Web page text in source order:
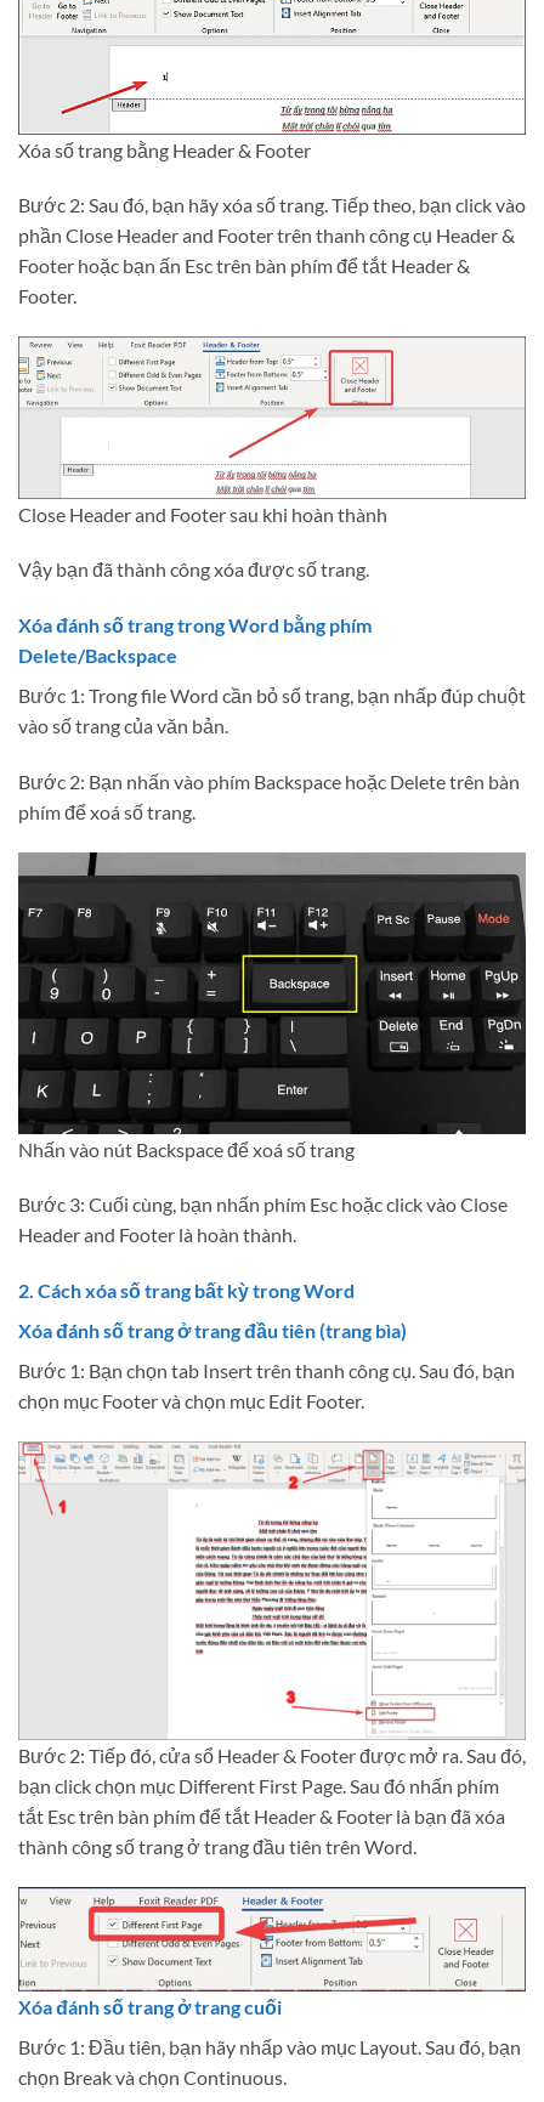
Xóa số trang bằng Header & Footer
Bước 2: Sau đó, bạn hãy xóa số trang. Tiếp theo, bạn click vào
phần Close Header and Footer trên thanh công cụ Header &
Footer hoặc bạn ấn Esc trên bàn phím để tắt Header &
Footer.
Close Header and Footer sau khi hoàn thành
Vậy bạn đã thành công xóa được số trang.
Xóa đánh số trang trong Word bằng phím
Delete/Backspace
Bước 1: Trong file Word cần bỏ số trang, bạn nhấp đúp chuột
vào số trang của văn bản.
Bước 2: Bạn nhấn vào phím Backspace hoặc Delete trên bàn
phím để xoá số trang.
Nhấn vào nút Backspace để xoá số trang
Bước 3: Cuối cùng, bạn nhấn phím Esc hoặc click vào Close
Header and Footer là hoàn thành.
2. Cách xóa số trang bất kỳ trong Word
Xóa đánh số trang ở trang đầu tiên (trang bìa)
Bước 1: Bạn chọn tab Insert trên thanh công cụ. Sau đó, bạn
chọn mục Footer và chọn mục Edit Footer.
Bước 2: Tiếp đó, cửa sổ Header & Footer được mở ra. Sau đó,
bạn click chọn mục Different First Page. Sau đó nhấn phím
tắt Esc trên bàn phím để tắt Header & Footer là bạn đã xóa
thành công số trang ở trang đầu tiên trên Word.
Xóa đánh số trang ở trang cuối
Bước 1: Đầu tiên, bạn hãy nhấp vào mục Layout. Sau đó, bạn
chọn Break và chọn Continuous.